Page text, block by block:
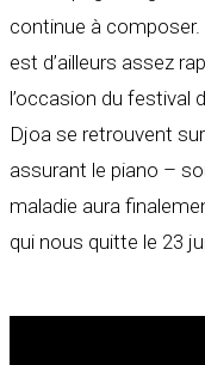
continue à
est d’ailleurs assez
l’occasion du festival
Djoa se retrouvent
assurant le piano –
maladie aura
qui nous quitte le 23